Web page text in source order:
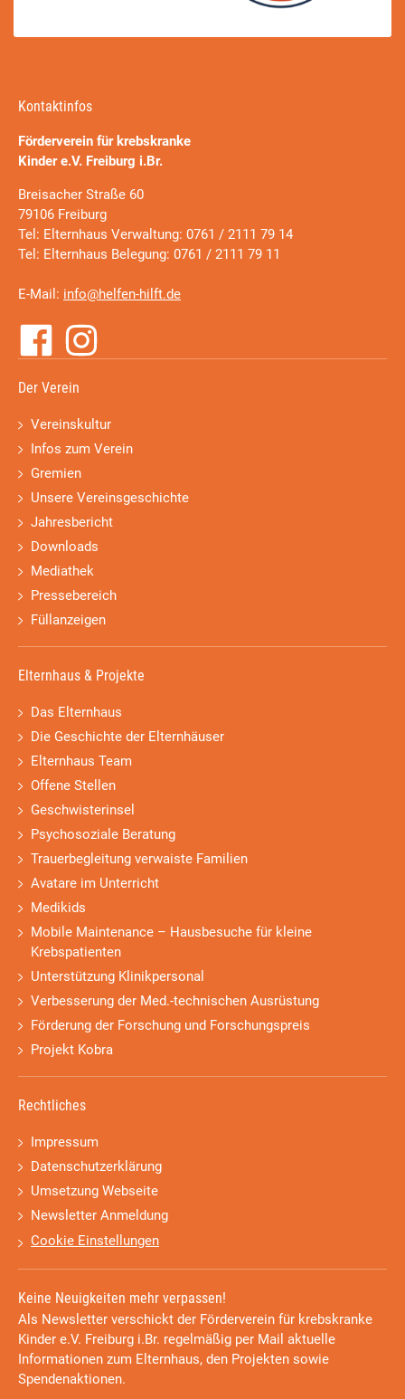
Kontaktinfos
Förderverein für krebskranke
Kinder e.V. Freiburg i.Br.
Breisacher Straße 60
79106 Freiburg
Tel: Elternhaus Verwaltung: 0761 / 2111 79 14
Tel: Elternhaus Belegung: 0761 / 2111 79 11
E-Mail: info@helfen-hilft.de
Der Verein
Vereinskultur
Infos zum Verein
Gremien
Unsere Vereinsgeschichte
Jahresbericht
Downloads
Mediathek
Pressebereich
Füllanzeigen
Elternhaus & Projekte
Das Elternhaus
Die Geschichte der Elternhäuser
Elternhaus Team
Offene Stellen
Geschwisterinsel
Psychosoziale Beratung
Trauerbegleitung verwaiste Familien
Avatare im Unterricht
Medikids
Mobile Maintenance – Hausbesuche für kleine
Krebspatienten
Unterstützung Klinikpersonal
Verbesserung der Med.-technischen Ausrüstung
Förderung der Forschung und Forschungspreis
Projekt Kobra
Rechtliches
Impressum
Datenschutzerklärung
Umsetzung Webseite
Newsletter Anmeldung
Cookie Einstellungen
Keine Neuigkeiten mehr verpassen!
Als Newsletter verschickt der Förderverein für krebskranke
Kinder e.V. Freiburg i.Br. regelmäßig per Mail aktuelle
Informationen zum Elternhaus, den Projekten sowie
Spendenaktionen.